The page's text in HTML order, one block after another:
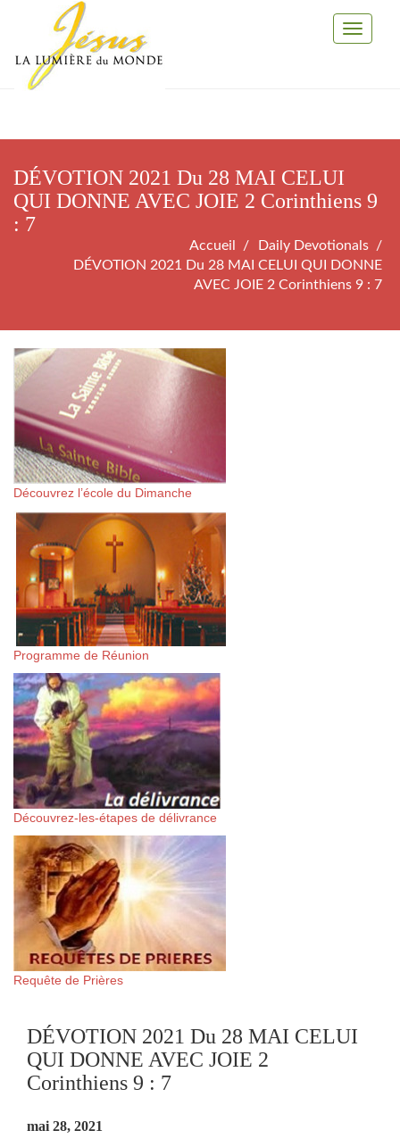
Toggle
DÉVOTION 2021 Du 28 MAI CELUI
QUI DONNE AVEC JOIE 2 Corinthiens 9
: 7
Accueil
Daily Devotionals
DÉVOTION 2021 Du 28 MAI CELUI QUI DONNE
AVEC JOIE 2 Corinthiens 9 : 7
Découvrez l’école du Dimanche
Programme de Réunion
Découvrez-les-étapes de délivrance
Requête de Prières
DÉVOTION 2021 Du 28 MAI CELUI
QUI DONNE AVEC JOIE 2
Corinthiens 9 : 7
mai 28, 2021